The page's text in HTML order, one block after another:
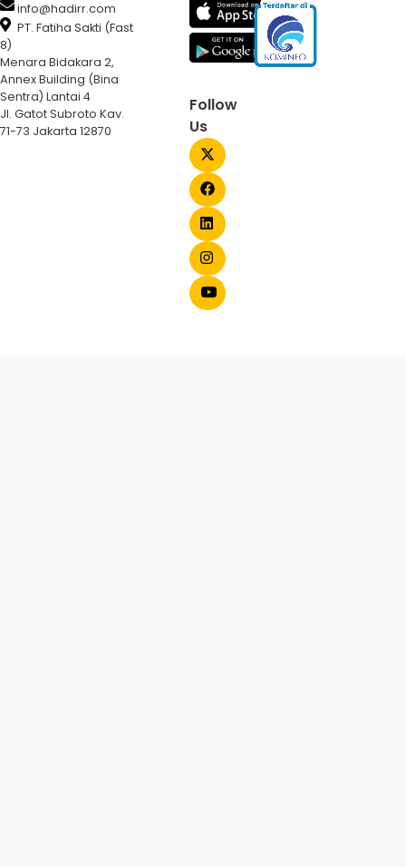
info@hadirr.com
PT. Fatiha Sakti (Fast
8)
Menara Bidakara 2,
Annex Building (Bina
Sentra) Lantai 4
Jl. Gatot Subroto Kav.
71-73 Jakarta 12870
Follow
Us